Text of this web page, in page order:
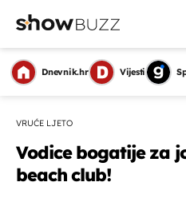
Dnevnik.hr Vijesti
VRUĆE LJETO
Vodice bogatije za
beach club!